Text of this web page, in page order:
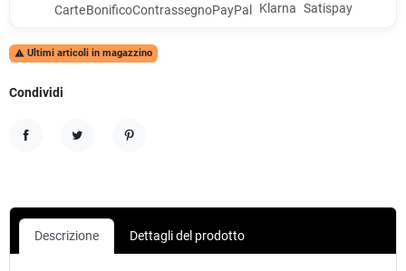
CarteBonificoContrassegnoPayPal Klarna Satispay
 Ultimi articoli in magazzino
Condividi
Descrizione Dettagli del prodotto